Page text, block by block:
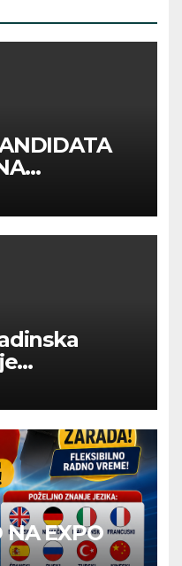
NA EXPO